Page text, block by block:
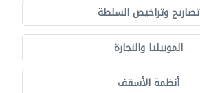
تصاريح وتراخيص السلطة
الموبيليا والنجارة
أنظمة الأسقف